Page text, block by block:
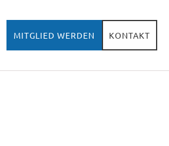
MITGLIED WERDEN KONTAKT